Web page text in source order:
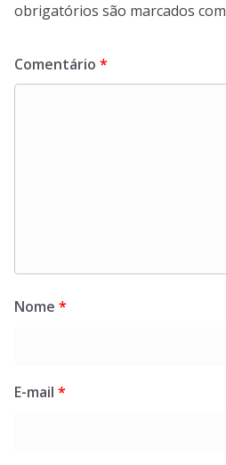
obrigatórios são marcados com
Comentário *
Nome *
E-mail *